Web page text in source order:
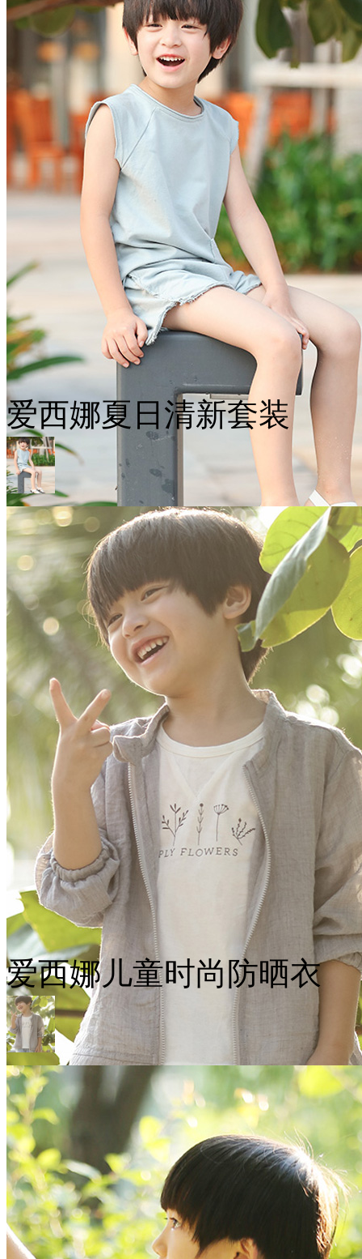
爱西娜夏日清新套装
爱西娜儿童时尚防晒衣